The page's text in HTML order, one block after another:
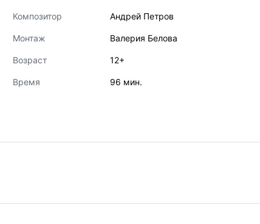
Композитор Андрей Петров
Монтаж Валерия Белова
Возраст 12+
Время 96 мин.